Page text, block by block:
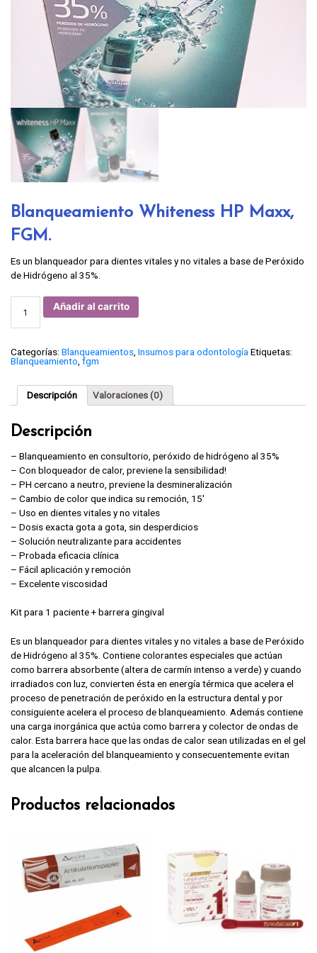
Blanqueamiento Whiteness HP Maxx,
FGM.
Es un blanqueador para dientes vitales y no vitales a base de Peróxido
de Hidrógeno al 35%.
Blanqueamiento
Whiteness
Maxx,
cantidad
Añadir al carrito
Categorías: Blanqueamientos, Insumos para odontologíaEtiquetas:
Blanqueamiento, fgm
Descripción Valoraciones (0)
Descripción
– Blanqueamiento en consultorio, peróxido de hidrógeno al 35%
– Con bloqueador de calor, previene la sensibilidad!
– PH cercano a neutro, previene la desmineralización
– Cambio de color que indica su remoción, 15′
– Uso en dientes vitales y no vitales
– Dosis exacta gota a gota, sin desperdicios
– Solución neutralizante para accidentes
– Probada eficacia clínica
– Fácil aplicación y remoción
– Excelente viscosidad
Kit para 1 paciente + barrera gingival
Es un blanqueador para dientes vitales y no vitales a base de Peróxido
de Hidrógeno al 35%. Contiene colorantes especiales que actúan
como barrera absorbente (altera de carmín intenso a verde) y cuando
irradiados con luz, convierten ésta en energía térmica que acelera el
proceso de penetración de peróxido en la estructura dental y por
consiguiente acelera el proceso de blanqueamiento. Además contiene
una carga inorgánica que actúa como barrera y colector de ondas de
calor. Esta barrera hace que las ondas de calor sean utilizadas en el gel
para la aceleración del blanqueamiento y consecuentemente evitan
que alcancen la pulpa.
Productos relacionados